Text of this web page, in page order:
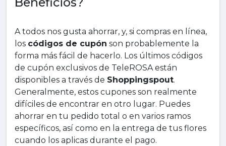
A todos nos gusta ahorrar, y, si compras en línea,
los códigos de cupón son probablemente la
forma más fácil de hacerlo. Los últimos códigos
de cupón exclusivos de TeleROSA están
disponibles a través de Shoppingspout.
Generalmente, estos cupones son realmente
difíciles de encontrar en otro lugar. Puedes
ahorrar en tu pedido total o en varios ramos
específicos, así como en la entrega de tus flores
cuando los aplicas durante el pago.